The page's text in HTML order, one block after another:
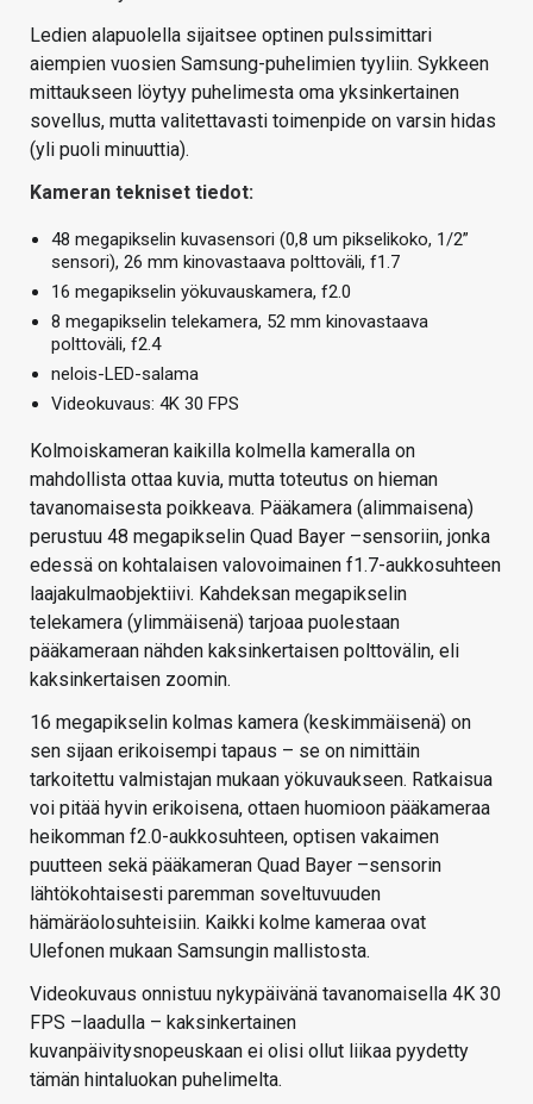
Ledien alapuolella sijaitsee optinen pulssimittari
aiempien vuosien Samsung-puhelimien tyyliin. Sykkeen
mittaukseen löytyy puhelimesta oma yksinkertainen
sovellus, mutta valitettavasti toimenpide on varsin hidas
(yli puoli minuuttia).
Kameran tekniset tiedot:
48 megapikselin kuvasensori (0,8 um pikselikoko, 1/2”
sensori), 26 mm kinovastaava polttoväli, f1.7
16 megapikselin yökuvauskamera, f2.0
8 megapikselin telekamera, 52 mm kinovastaava
polttoväli, f2.4
nelois-LED-salama
Videokuvaus: 4K 30 FPS
Kolmoiskameran kaikilla kolmella kameralla on
mahdollista ottaa kuvia, mutta toteutus on hieman
tavanomaisesta poikkeava. Pääkamera (alimmaisena)
perustuu 48 megapikselin Quad Bayer –sensoriin, jonka
edessä on kohtalaisen valovoimainen f1.7-aukkosuhteen
laajakulmaobjektiivi. Kahdeksan megapikselin
telekamera (ylimmäisenä) tarjoaa puolestaan
pääkameraan nähden kaksinkertaisen polttovälin, eli
kaksinkertaisen zoomin.
16 megapikselin kolmas kamera (keskimmäisenä) on
sen sijaan erikoisempi tapaus – se on nimittäin
tarkoitettu valmistajan mukaan yökuvaukseen. Ratkaisua
voi pitää hyvin erikoisena, ottaen huomioon pääkameraa
heikomman f2.0-aukkosuhteen, optisen vakaimen
puutteen sekä pääkameran Quad Bayer –sensorin
lähtökohtaisesti paremman soveltuvuuden
hämäräolosuhteisiin. Kaikki kolme kameraa ovat
Ulefonen mukaan Samsungin mallistosta.
Videokuvaus onnistuu nykypäivänä tavanomaisella 4K 30
FPS –laadulla – kaksinkertainen
kuvanpäivitysnopeuskaan ei olisi ollut liikaa pyydetty
tämän hintaluokan puhelimelta.